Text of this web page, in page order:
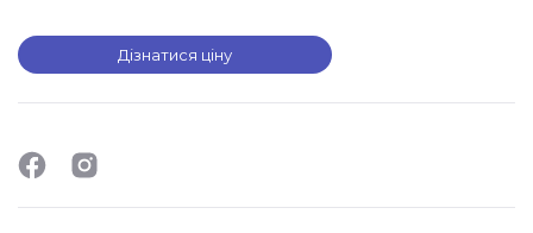
Дізнатися ціну